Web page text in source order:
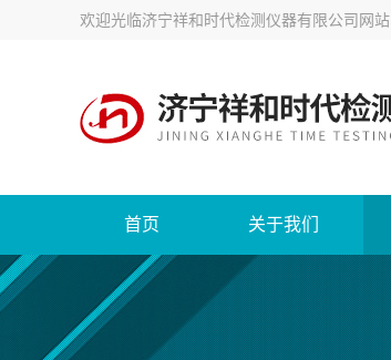
欢迎光临济宁祥和时代检测仪器有限公司网站
首页 关于我们